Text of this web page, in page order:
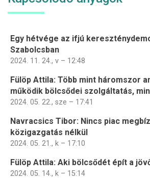
Egy hétvége az ifjú
Szabolcsban
2024. 11. 24., v – 12:48
Fülöp Attila: Több mint háromszor
működik bölcsődei szolgáltatás,
2024. 05. 22., sze – 17:41
Navracsics Tibor: Nincs piac
közigazgatás nélkül
2024. 05. 21., k – 17:10
Fülöp Attila: Aki bölcsődét épít a
2024. 05. 14., k – 15:14